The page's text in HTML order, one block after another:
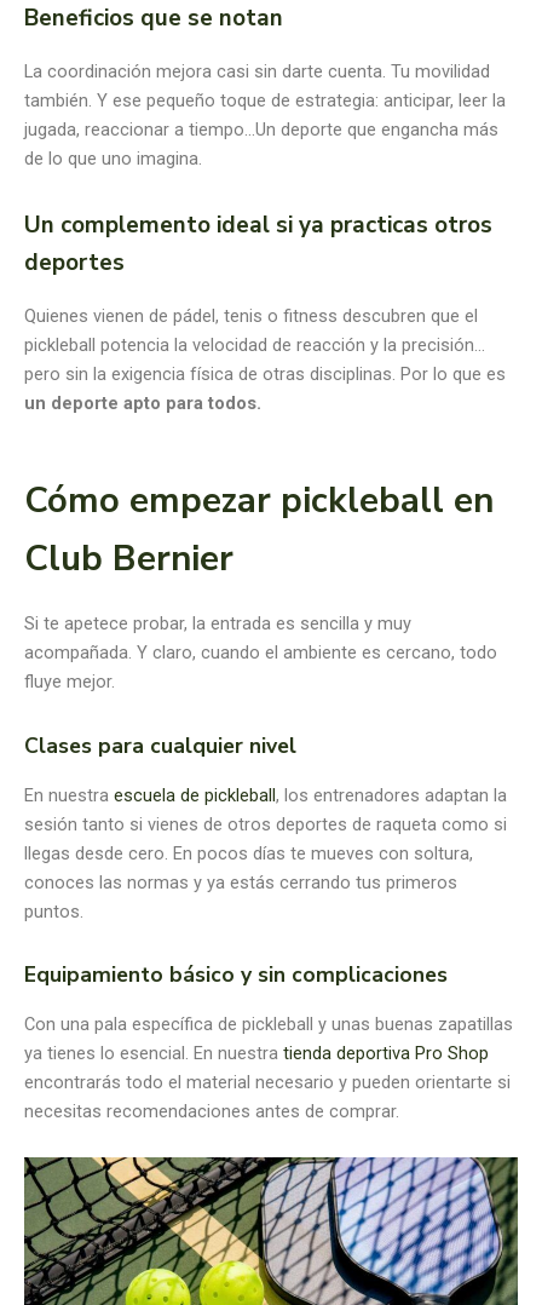
Beneficios que se notan
La coordinación mejora casi sin darte cuenta. Tu movilidad
también. Y ese pequeño toque de estrategia: anticipar, leer la
jugada, reaccionar a tiempo…Un deporte que engancha más
de lo que uno imagina.
Un complemento ideal si ya practicas otros
deportes
Quienes vienen de pádel, tenis o fitness descubren que el
pickleball potencia la velocidad de reacción y la precisión…
pero sin la exigencia física de otras disciplinas. Por lo que es
un deporte apto para todos.
Cómo empezar pickleball en
Club Bernier
Si te apetece probar, la entrada es sencilla y muy
acompañada. Y claro, cuando el ambiente es cercano, todo
fluye mejor.
Clases para cualquier nivel
En nuestra escuela de pickleball, los entrenadores adaptan la
sesión tanto si vienes de otros deportes de raqueta como si
llegas desde cero. En pocos días te mueves con soltura,
conoces las normas y ya estás cerrando tus primeros
puntos.
Equipamiento básico y sin complicaciones
Con una pala específica de pickleball y unas buenas zapatillas
ya tienes lo esencial. En nuestra tienda deportiva Pro Shop
encontrarás todo el material necesario y pueden orientarte si
necesitas recomendaciones antes de comprar.